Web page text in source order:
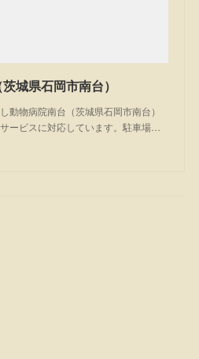
城県石岡市南台）
動物病院南台（茨城県石岡市南台）
ービスに対応しています。駐車場…